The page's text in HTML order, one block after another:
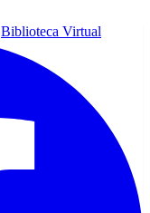
Biblioteca Virtual